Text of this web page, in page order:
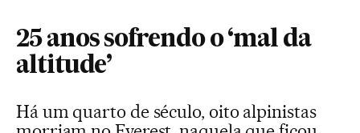
25 anos sofrendo o ‘mal da
altitude’
Há um quarto de século, oito alpinistas